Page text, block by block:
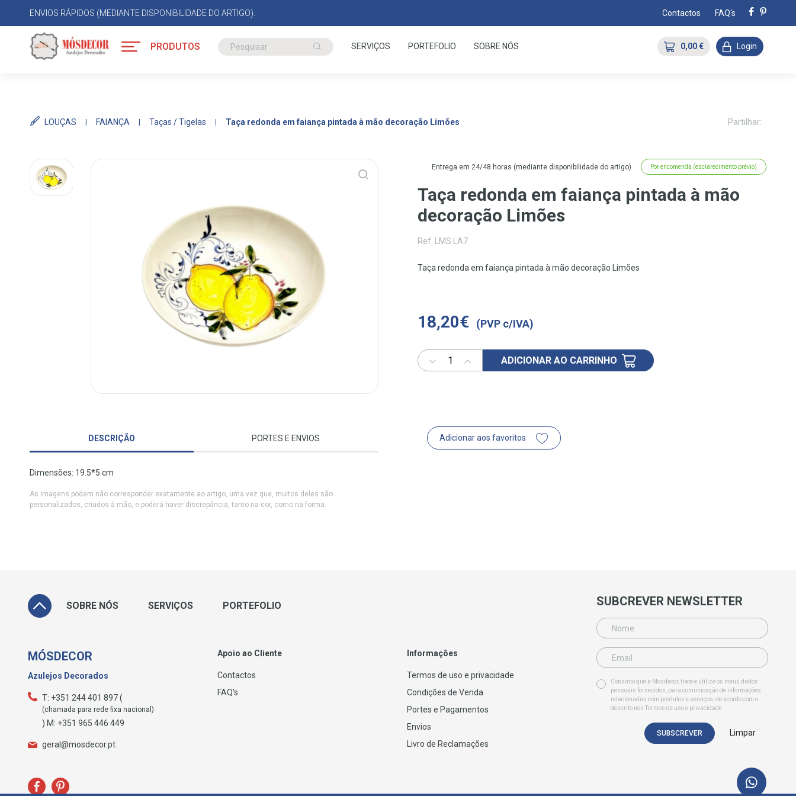
ENVIOS RÁPIDOS (MEDIANTE DISPONIBILIDADE DO ARTIGO). Contactos FAQ's
PRODUTOS SERVIÇOS PORTEFOLIO SOBRE NÓS 0,00 € Login
LOUÇAS FAIANÇA Taças / Tigelas Taça redonda em faiança pintada à mão decoração Limões Partilhar:
Entrega em 24/48 horas (mediante disponibilidade do artigo) Por encomenda (esclarecimento prévio)
Taça redonda em faiança pintada à mão
decoração Limões
Ref. LMS.LA7
Taça redonda em faiança pintada à mão decoração Limões
18,20€ (PVP c/IVA)
ADICIONAR AO CARRINHO
DESCRIÇÃO PORTES E ENVIOS
Dimensões: 19.5*5 cm
As imagens podem não corresponder exatamente ao artigo, uma vez que, muitos deles são
personalizados, criados à mão, e poderá haver discrepância, tanto na cor, como na forma.
Adicionar aos favoritos
SOBRE NÓS SERVIÇOS PORTEFOLIO
MÓSDECOR
Azulejos Decorados
T: +351 244 401 897 (
(chamada para rede fixa nacional)
) M: +351 965 446 449
geral@mosdecor.pt
Apoio ao Cliente
Contactos
FAQ's
Informações
Termos de uso e privacidade
Condições de Venda
Portes e Pagamentos
Envios
Livro de Reclamações
SUBCREVER NEWSLETTER
Consinto que a Mosdecor, trate e utilize os meus dados
pessoais fornecidos, para comunicação de informações
relacionadas com produtos e serviços, de acordo com o
descrito nos Termos de uso e privacidade
SUBSCREVER Limpar